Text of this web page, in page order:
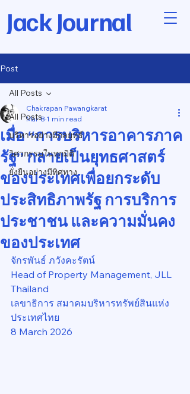
Jack Journal
Post
All Posts
บริหารอย่างมีกลยุทธ์
วิศวกรรมในทุกมิติ
ยั่งยืนอย่างมีทิศทาง
All Posts
เมื่อ “การบริหารอาคารภาค
รัฐ” กลายเป็นยุทธศาสตร์
ของประเทศเพื่อยกระดับ
ประสิทธิภาพรัฐ การบริการ
ประชาชน และความมั่นคง
ของประเทศ
Chakrapan Pawangkarat
Mar 8 1 min read
จักรพันธ์ ภวังคะรัตน์
Head of Property Management, JLL
Thailand
เลขาธิการ สมาคมบริหารทรัพย์สินแห่ง
ประเทศไทย
8 March 2026